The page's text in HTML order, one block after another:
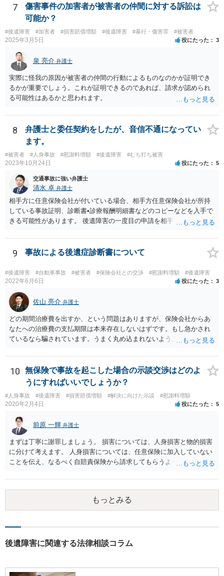
れることも多いため、その交渉のために弁護士を入れるということも
考えられるかと思われます。
7
傷害事件の加害者が被害者の仲間に対する訴訟は
可能か？
#後遺障害 #加害者 #損害賠償増額 #後遺障害 #暴行・傷害罪 #被害者
2025年3月5日 役にたった 3
泉 亮介 弁護士
実際に怪我の原因が被害者の仲間の行動によるものなのかが証明でき
るかが重要でしょう。これが証明できるのであれば、請求が認められ
る可能性はあるかと思われます。
8
弁護士と委任契約をしたが、音信不通になってい
ます。
#被害者 #人身事故 #慰謝料増額 #後遺障害 #むち打ち被害
2023年10月24日 役にたった 5
交通事故に強い弁護士
清水 卓 弁護士
相手方に任意保険会社が付いている場合、相手方任意保険会社が所持
している事故証明、診断書•診療報酬明細書などのコピーなどを入手で
きる可能性があります。 後遺障害の一度目の申請を相手方任意保険会
果と認定理由書も相手方任意保険会社から入手できる可能性がありま
す。 これらが難しくても、通院していた病院のカルテを取り付けるこ
と等で代替が可能な場合もあります。 事故からどの程度期間が経過し
ているがが定かではありませんが、昨年４月から既に１年半年程度経
過しており、時効なども意識しながら対応をしておきたいところで
す。 待っていても事態が打開しない可能性もあるため、依頼の対応が
可能な弁護士に個別に問い合わせ、上記の方法等を参考に進め方を相
談してみるのが望ましいかもしれません。
9 事故による後遺症診断書について
#後遺障害 #自動車事故 #被害者 #保険会社との交渉 #慰謝料増額 #後遺障害
2022年6月6日 役にたった 3
佐山 亮介 弁護士
どの期間治療費を出すか、という問題はありますが、保険会社からあ
なたへの治療費の支払期限は本来存在しないはずです。もし急かされ
ているなら騙されています。うまく丸め込まれないようご注意下さ
せんが、受診したならば提出すべきです。
10
無保険で事故を起こした場合の示談交渉はどのよ
うにすればいいでしょうか？
#人身事故 #後遺障害 #損害賠償増額 #解決に向けた示談 #慰謝料増額
2020年2月4日 役にたった 5
前原 一輝 弁護士
まずは丁寧に謝罪しましょう。 損害については、人身損害と物的損害
に分けて考えます。 人身損害については、任意保険に加入していない
ことを伝え、なるべく自賠責保険から請求してもらうようお願いして
願いしてください。 物的損害については、請求の根拠を精査する必要
があり、写真や見積書を送ってもらい、請求金額が正当化をちゃんと
チェックする必要があります。 相談者様の資力がどれだけあるのかは
分かりませんが、資力に応じた対応をして行くほかありません。 訴訟
ャラクターの問題もあるので、どうすればよいのかという正解はあり
合によっては交渉を任せた方がいいかもしれません。
もっとみる
後遺障害に関連する法律相談コラム